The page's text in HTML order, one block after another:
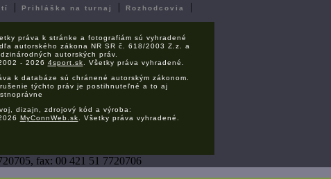
| Prihláška na turnaj | Rozhodcovia |
práva k stránke a fotografiám sú vyhradené
autorského zákona NR SR č. 618/2003 Z.z. a
autorských práv.
- 2026 4sport.sk . Všetky práva vyhradené.
k databáze sú chránené autorským zákonom.
týchto práv je postihnuteľné a to aj
dizajn, zdrojový kód a výroba:
MyConnWeb.sk . Všetky práva vyhradené.
fax: 00 421 51 7720706­